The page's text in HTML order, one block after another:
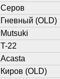
Серов
Гневный (OLD)
Mutsuki
T-22
Acasta
Киров (OLD)